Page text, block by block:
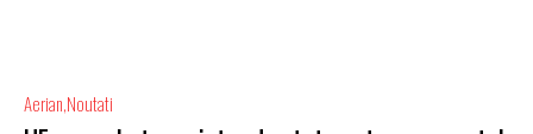
Aerian Noutati